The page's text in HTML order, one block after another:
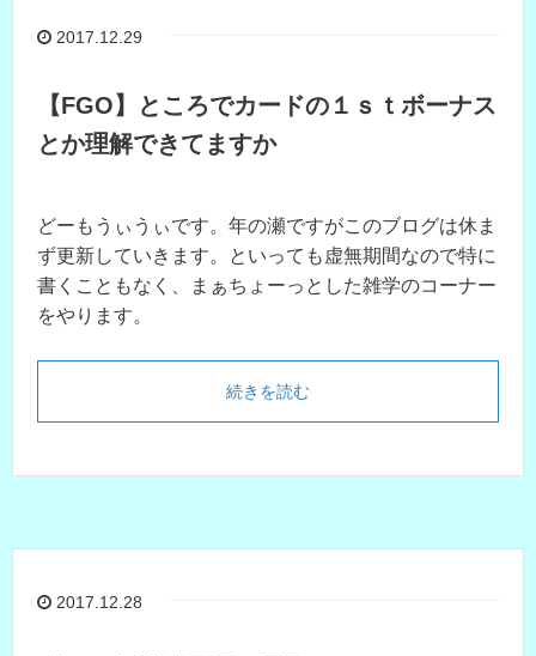
2017.12.29
【FGO】ところでカードの１ｓｔボーナス
とか理解できてますか
どーもうぃうぃです。年の瀬ですがこのブログは休ま
ず更新していきます。といっても虚無期間なので特に
書くこともなく、まぁちょーっとした雑学のコーナー
をやります。
続きを読む
2017.12.28